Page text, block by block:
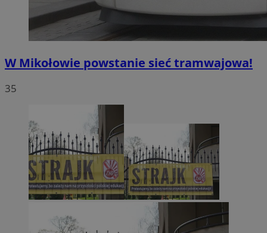
W Mikołowie powstanie sieć tramwajowa!
35